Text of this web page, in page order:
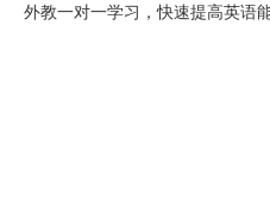
外教一对一学习，快速提高英语